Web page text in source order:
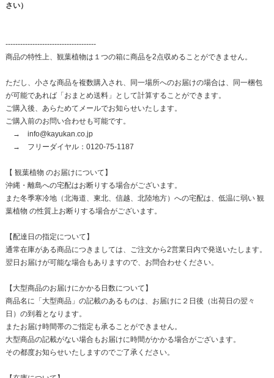
さい）
-------------------------------------
商品の特性上、観葉植物は１つの箱に商品を2点収めることができません。
ただし、小さな商品を複数購入され、同一場所へのお届けの場合は、同一梱包
が可能であれば「おまとめ送料」として計算することができます。
ご購入後、あらためてメールでお知らせいたします。
ご購入前のお問い合わせも可能です。
→ info@kayukan.co.jp
→ フリーダイヤル：0120‐75‐1187
【 観葉植物 のお届けについて】
沖縄・離島への宅配はお断りする場合がございます。
また冬季寒冷地（北海道、東北、信越、北陸地方）への宅配は、低温に弱い 観
葉植物 の性質上お断りする場合がございます。
【配達日の指定について】
通常在庫がある商品につきましては、ご注文から2営業日内で発送いたします。
翌日お届けが可能な場合もありますので、お問合わせください。
【大型商品のお届けにかかる日数について】
商品名に「大型商品」の記載のあるものは、お届けに２日後（出荷日の翌々
日）の到着となります。
またお届け時間帯のご指定も承ることができません。
大型商品の記載がない場合もお届けに時間がかかる場合がございます。
その都度お知らせいたしますのでご了承ください。